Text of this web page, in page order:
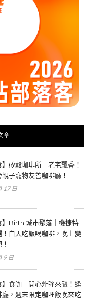
章
】矽穀珈琲所｜老宅飄香！
子寵物友善咖啡廳！
17 日
】Birth 城市聚落｜機捷特
！白天吃飯喝咖啡，晚上變
9 日
】食咖｜開心炸彈來襲！逢
廳，週末限定咖哩飯晚來吃